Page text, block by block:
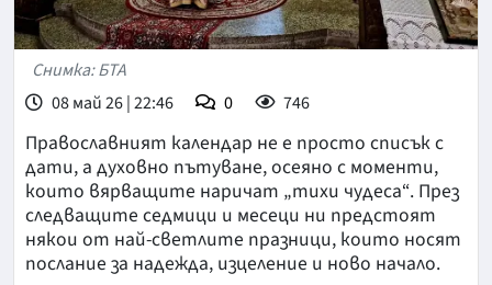
Снимка: БТА
08 май 26 | 22:46
0 746
Православният календар не е просто списък с
дати, а духовно пътуване, осеяно с моменти,
които вярващите наричат „тихи чудеса“. През
следващите седмици и месеци ни предстоят
някои от най-светлите празници, които носят
послание за надежда, изцеление и ново начало.